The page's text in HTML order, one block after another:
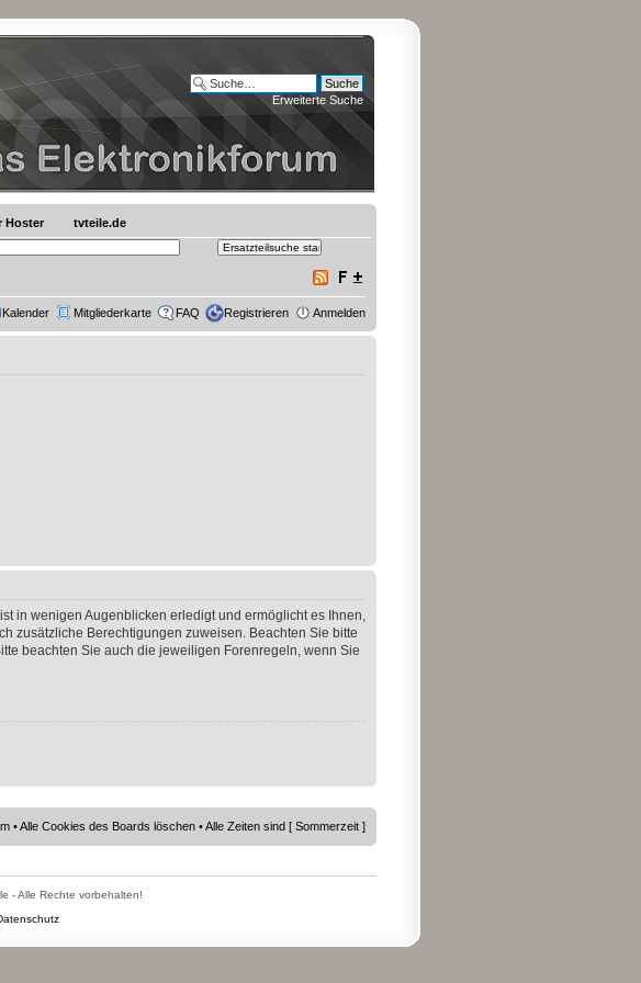
Erweiterte Suche
Hoster tvteile.de
Kalender Mitgliederkarte FAQ Registrieren Anmelden
in wenigen Augenblicken erledigt und ermöglicht es Ihnen,
zusätzliche Berechtigungen zuweisen. Beachten Sie bitte
beachten Sie auch die jeweiligen Forenregeln, wenn Sie
•Alle Cookies des Boards löschen • Alle Zeiten sind [ Sommerzeit ]
- Alle Rechte vorbehalten!